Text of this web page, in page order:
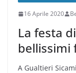
16 Aprile 2020
La festa
bellissimi
A Gualtieri